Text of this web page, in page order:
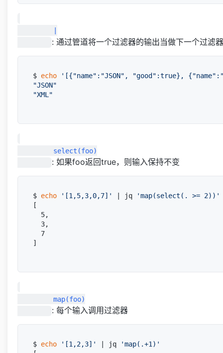
: 通过管道将一个过滤器的输出当做下一个过滤
$ echo
'[{"name":"JSON", "good":true},
"JSON"
"XML"
: 如果foo返回true，则输入保持不变
$ echo '[1,5,3,0,7]' | jq
'map(select(. >= 2))'
[
  5,
  3,
  7
]
: 每个输入调用过滤器
$ echo '[1,2,3]' | jq
'map(.+1)'